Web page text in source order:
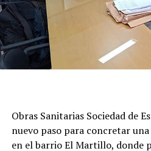
Obras Sanitarias Sociedad de
nuevo paso para concretar
en el barrio El Martillo, donde